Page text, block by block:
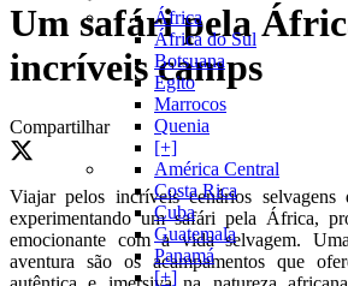
África
África do Sul
Botsuana
Egito
Marrocos
Quenia
[+]
América Central
Costa Rica
Cuba
Guatemala
Panamá
[+]
Um safári pela
incríveis camps
Compartilhar
Viajar pelos incríveis cenários selvagens
experimentando um safári pela África,
emocionante com a vida selvagem.
aventura são os acampamentos que